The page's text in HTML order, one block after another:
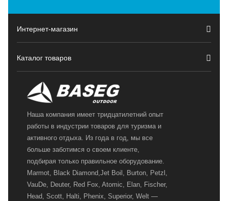
Интернет-магазин
Каталог товаров
Наша компания имеет тридцатилетний опыт
работы в индустрии товаров для туризма и
активного отдыха. Из года в год, мы все
больше заботимся о своем клиенте,
подбирая только правильное оборудование.
Marmot, Black Diamond,Jet Boil, Burton, Petzl,
VauDe, Deuter, Red Fox, Atomic, Elan, Fischer,
Head, Scott, Halti, Phenix, Superior, Welt —